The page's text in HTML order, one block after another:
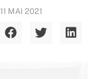
11 MAI 2021